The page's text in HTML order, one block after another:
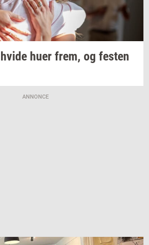
huer frem, og fe­sten
ANNONCE